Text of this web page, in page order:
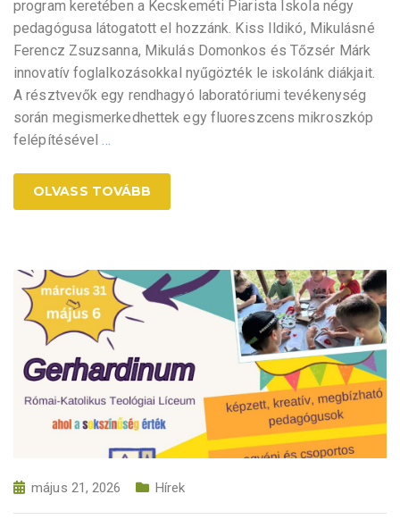
program keretében a Kecskeméti Piarista Iskola négy
pedagógusa látogatott el hozzánk. Kiss Ildikó, Mikulásné
Ferencz Zsuzsanna, Mikulás Domonkos és Tőzsér Márk
innovatív foglalkozásokkal nyűgözték le iskolánk diákjait.
A résztvevők egy rendhagyó laboratóriumi tevékenység
során megismerkedhettek egy fluoreszcens mikroszkóp
felépítésével…
OLVASS TOVÁBB
május 21, 2026 Hírek